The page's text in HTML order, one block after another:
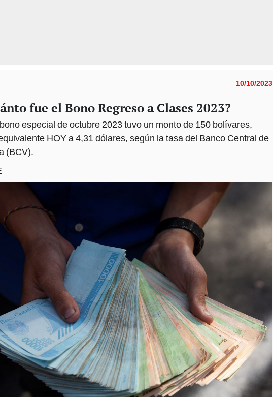
10/10/2023
fue el Bono Regreso a Clases 2023?
especial de octubre 2023 tuvo un monto de 150 bolívares,
HOY a 4,31 dólares, según la tasa del Banco Central de
(BCV).